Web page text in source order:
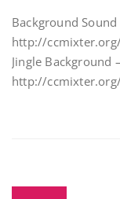
Background
http://
Jingle Background
http://